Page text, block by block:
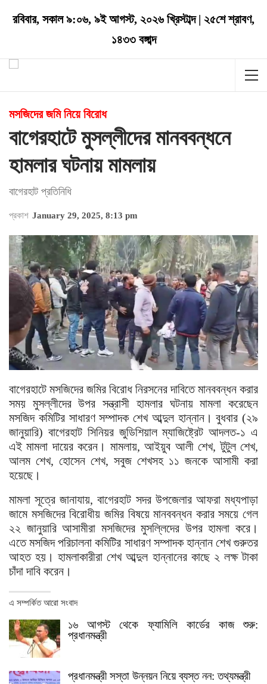
রবিবার, সকাল ৯:০৬, ৯ই আগস্ট, ২০২৬ খ্রিস্টাব্দ| ২৫শে শ্রাবণ,
১৪৩৩ বঙ্গাব্দ
মসজিদের জমি নিয়ে বিরোধ
বাগেরহাটে মুসল্লীদের মানববন্ধনে
হামলার ঘটনায় মামলায়
বাগেরহাট প্রতিনিধি
প্রকাশ January 29, 2025, 8:13 pm
বাগেরহাটে মসজিদের জমির বিরোধ নিরসনের দাবিতে মানববন্ধন করার
সময় মুসল্লীদের উপর সন্ত্রাসী হামলার ঘটনায় মামলা করেছেন
মসজিদ কমিটির সাধারণ সম্পাদক শেখ আব্দুল হান্নান। বুধবার (২৯
জানুয়ারি) বাগেরহাট সিনিয়র জুডিশিয়াল ম্যাজিষ্ট্রেট আদলত-১ এ
এই মামলা দায়ের করেন। মামলায়, আইয়ুব আলী শেখ, টুটুল শেখ,
আলম শেখ, হোসেন শেখ, সবুজ শেখসহ ১১ জনকে আসামী করা
হয়েছে।
মামলা সূত্রে জানাযায়, বাগেরহাট সদর উপজেলার আফরা মধ্যপাড়া
জামে মসজিদের বিরোধীয় জমির বিষয়ে মানববন্ধন করার সময়ে গেল
২২ জানুয়ারি আসামীরা মসজিদের মুসল্লিদের উপর হামলা করে।
এতে মসজিদ পরিচালনা কমিটির সাধারণ সম্পাদক হান্নান শেখ গুরুতর
আহত হয়। হামলাকারীরা শেখ আব্দুল হান্নানের কাছে ২ লক্ষ টাকা
চাঁদা দাবি করেন।
এ সম্পর্কিত আরো সংবাদ
১৬ আগস্ট থেকে ফ্যামিলি কার্ডের কাজ শুরু:
প্রধানমন্ত্রী
প্রধানমন্ত্রী সস্তা উন্নয়ন নিয়ে ব্যস্ত নন: তথ্যমন্ত্রী